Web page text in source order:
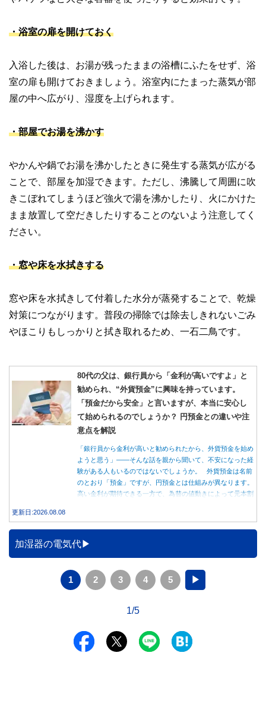
・浴室の扉を開けておく
入浴した後は、お湯が残ったままの浴槽にふたをせず、浴
室の扉も開けておきましょう。浴室内にたまった蒸気が部
屋の中へ広がり、湿度を上げられます。
・部屋でお湯を沸かす
やかんや鍋でお湯を沸かしたときに発生する蒸気が広がる
ことで、部屋を加湿できます。ただし、沸騰して周囲に吹
きこぼれてしまうほど強火で湯を沸かしたり、火にかけた
まま放置して空だきしたりすることのないよう注意してく
ださい。
・窓や床を水拭きする
窓や床を水拭きして付着した水分が蒸発することで、乾燥
対策につながります。普段の掃除では除去しきれないごみ
やほこりもしっかりと拭き取れるため、一石二鳥です。
80代の父は、銀行員から「金利が高いですよ」と
勧められ、“外貨預金”に興味を持っています。
「預金だから安全」と言いますが、本当に安心し
て始められるのでしょうか？ 円預金との違いや注
意点を解説
「銀行員から金利が高いと勧められたから、外貨預金を始め
ようと思う」――そんな話を親から聞いて、不安になった経
験がある人もいるのではないでしょうか。 外貨預金は名前
のとおり「預金」ですが、円預金とは仕組みが異なります。
高い金利が期待できる一方で、為替の値動きによって元本割
更新日:2026.08.08
加湿器の電気代
1 2 3 4 5 ▶
1/5